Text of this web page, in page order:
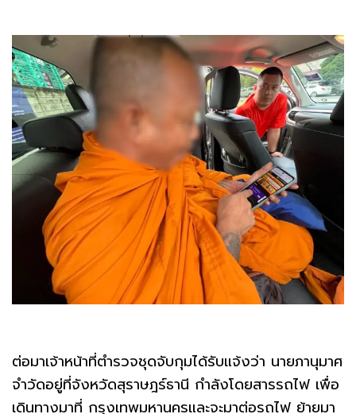
ต่อมาเจ้าหน้าที่ตำรวจชุดจับกุมได้รับแจ้งว่า นายภานุมาศ
จำวัดอยู่ที่จังหวัดสุราษฎร์ธานี กำลังโดยสารรถไฟ เพื่อ
เดินทางมาที่ กรุงเทพมหานครและจะมาต่อรถไฟ ย้ายมา